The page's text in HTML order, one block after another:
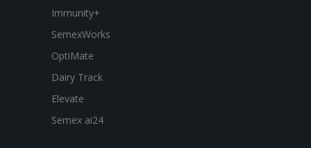
Immunity+
SemexWorks
OptiMate
Dairy Track
Elevate
Semex ai24